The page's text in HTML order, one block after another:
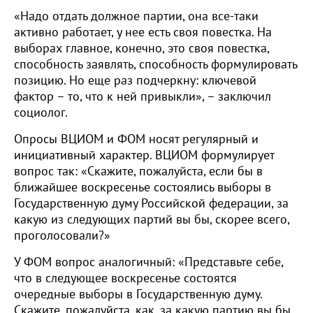
«Надо отдать должное партии, она все-таки
активно работает, у нее есть своя повестка. На
выборах главное, конечно, это своя повестка,
способность заявлять, способность формулировать
позицию. Но еще раз подчеркну: ключевой
фактор – то, что к ней привыкли», – заключил
социолог.
Опросы ВЦИОМ и ФОМ носят регулярный и
инициативный характер. ВЦИОМ формулирует
вопрос так: «Скажите, пожалуйста, если бы в
ближайшее воскресенье состоялись выборы в
Государственную думу Российской федерации, за
какую из следующих партий вы бы, скорее всего,
проголосовали?»
У ФОМ вопрос аналогичный: «Представьте себе,
что в следующее воскресенье состоятся
очередные выборы в Государственную думу.